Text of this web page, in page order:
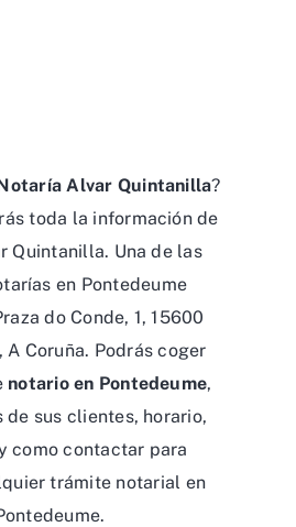
Alvar Quintanilla?
toda la información de
Quintanilla. Una de las
en Pontedeume
do Conde, 1, 15600
A Coruña. Podrás coger
notario en Pontedeume,
de sus clientes, horario,
como contactar para
trámite notarial en